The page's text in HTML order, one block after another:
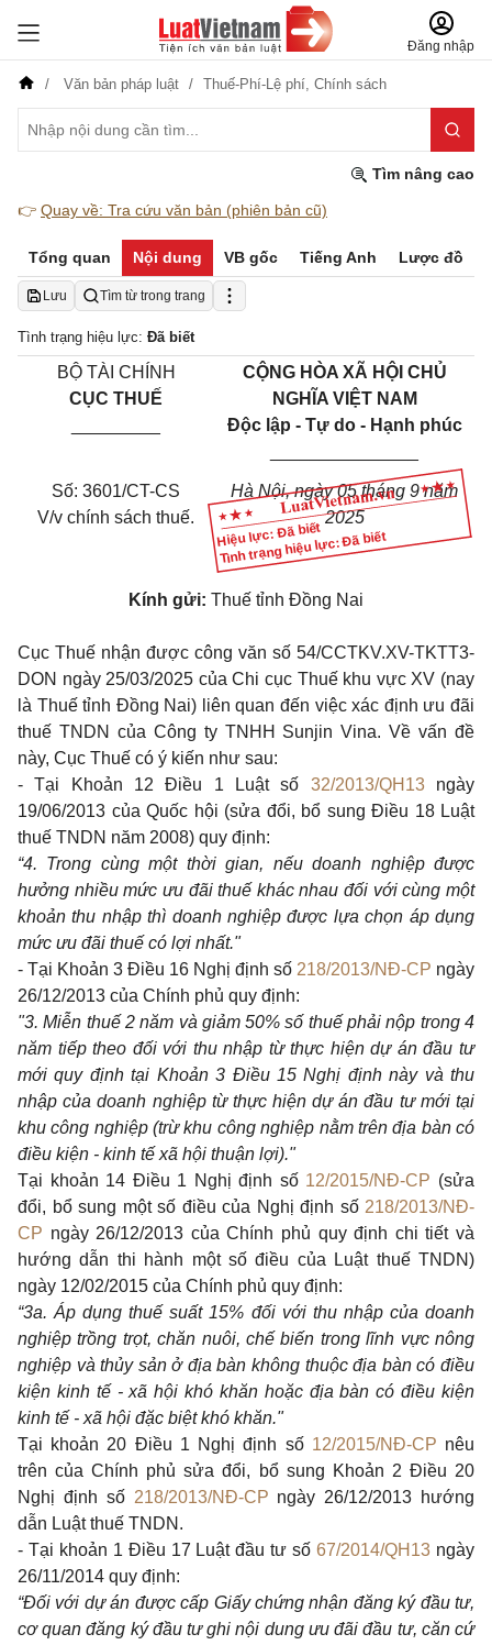
Đăng nhập
Văn bản pháp luật Thuế-Phí-Lệ phí, Chính sách
Tìm nâng cao
👉 Quay về: Tra cứu văn bản (phiên bản cũ)
Tổng quan Nội dung VB gốc Tiếng Anh Lược đồ
Lưu Tìm từ trong trang
Tình trạng hiệu lực: Đã biết
Hiệu lực: Đã biết
Tình trạng hiệu lực: Đã biết
BỘ TÀI CHÍNH
CỤC THUẾ
CỘNG HÒA XÃ HỘI CHỦ
NGHĨA VIỆT NAM
Độc lập - Tự do - Hạnh phúc
Số: 3601/CT-CS
V/v chính sách thuế.
Hà Nội, ngày 05 tháng 9 năm
2025
Kính gửi: Thuế tỉnh Đồng Nai
Cục Thuế nhận được công văn số 54/CCTKV.XV-TKTT3-
DON ngày 25/03/2025 của Chi cục Thuế khu vực XV (nay
là Thuế tỉnh Đồng Nai) liên quan đến việc xác định ưu đãi
thuế TNDN của Công ty TNHH Sunjin Vina. Về vấn đề
này, Cục Thuế có ý kiến như sau:
- Tại
Khoản 12 Điều 1 Luật số 32/2013/QH13ngày
19/06/2013 của Quốc hội (sửa đổi, bổ sung Điều 18 Luật
thuế TNDN năm 2008) quy định:
“4. Trong cùng một thời gian, nếu doanh nghiệp được
hưởng nhiều mức ưu đãi thuế khác nhau đối với cùng một
khoản thu nhập thì doanh nghiệp được lựa chọn áp dụng
mức ưu đãi thuế có lợi nhất."
- Tại Khoản 3 Điều 16 Nghị định số 218/2013/NĐ-CP ngày
26/12/2013 của Chính phủ quy định:
"3. Miễn thuế 2 năm và giảm 50% số thuế phải nộp trong 4
năm tiếp theo đối với thu nhập từ thực hiện dự án đầu tư
mới quy định tại Khoản 3 Điều 15 Nghị địnhnày và thu
nhập của doanh nghiệp từ thực hiện dự án đầu tư mới tại
khu công nghiệp (trừ khu công nghiệp nằm trên địa bàn có
điều kiện - kinh tế xã hội thuận lợi)."
Tại khoản 14 Điều 1 Nghị định số 12/2015/NĐ-CP (sửa
đổi, bổ sung một số điều của Nghị định số 218/2013/NĐ-
CP ngày 26/12/2013 của Chính phủ quy định chi tiết và
hướng dẫn thi hành một số điều của Luật thuế TNDN)
ngày 12/02/2015 của Chính phủ quy định:
“3a. Áp dụng thuế suất 15% đối với thu nhập của doanh
nghiệp trồng trọt, chăn nuôi, chế biến trong lĩnh vực nông
nghiệp và thủy sản ở địa bàn không thuộc địa bàn có điều
kiện kinh tế - xã hội khó khăn hoặc địa bàn có điều kiện
kinh tế - xã hội đặc biệt khó khăn."
Tại khoản 20 Điều 1 Nghị định số 12/2015/NĐ-CP nêu
trên của Chính phủ sửa đổi, bổ sung Khoản 2 Điều 20
Nghị định số 218/2013/NĐ-CP ngày 26/12/2013 hướng
dẫn Luật thuế TNDN.
- Tại khoản 1 Điều 17 Luật đầu tư số67/2014/QH13 ngày
26/11/2014 quy định:
“Đối với dự án được cấp Giấy chứng nhận đăng ký đầu tư,
cơ quan đăng ký đầu tư ghi nội dung ưu đãi đầu tư, căn cứ